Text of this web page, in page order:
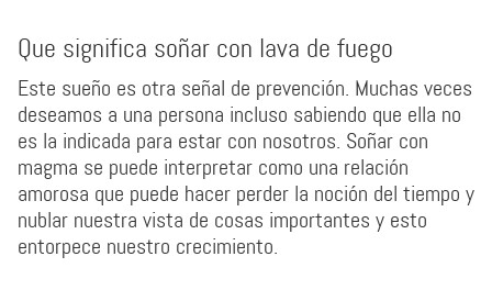
Que significa soñar con lava de fuego
Este sueño es otra señal de prevención. Muchas veces
deseamos a una persona incluso sabiendo que ella no
es la indicada para estar con nosotros. Soñar con
magma se puede interpretar como una relación
amorosa que puede hacer perder la noción del tiempo y
nublar nuestra vista de cosas importantes y esto
entorpece nuestro crecimiento.